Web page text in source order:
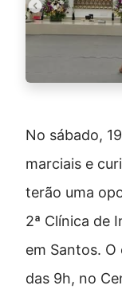
No sábado,
marciais e
terão uma
2ª Clínica de
em Santos.
das 9h, no